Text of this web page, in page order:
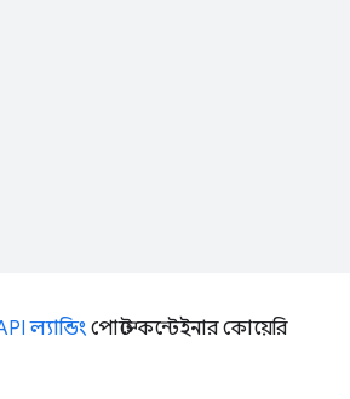
ল্যান্ডিং পোস্টে কন্টেইনার কোয়েরি